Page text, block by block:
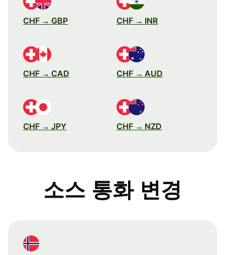
CHF → GBP CHF → INR
CHF → CAD CHF → AUD
CHF → JPY CHF → NZD
소스 통화 변경